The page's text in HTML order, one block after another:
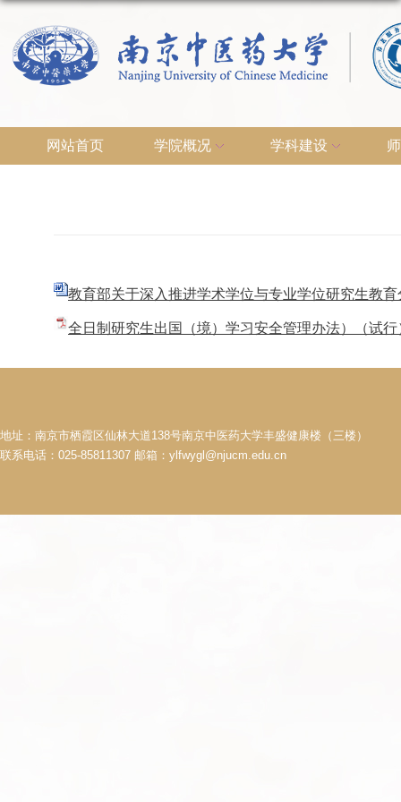
网站首页 学院概况 学科建设
教育部关于深入推进学术学位与专业学位研究生教育
全日制研究生出国（境）学习安全管理办法）（试行
地址：南京市栖霞区仙林大道138号南京中医药大学丰盛健康楼（三楼）
联系电话：025-85811307 邮箱：ylfwygl@njucm.edu.cn